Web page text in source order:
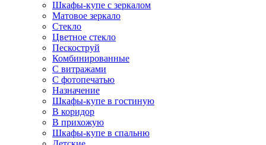
Шкафы-купе с зеркалом
Матовое зеркало
Стекло
Цветное стекло
Пескоструй
Комбинированные
С витражами
С фотопечатью
Назначение
Шкафы-купе в гостиную
В коридор
В прихожую
Шкафы-купе в спальню